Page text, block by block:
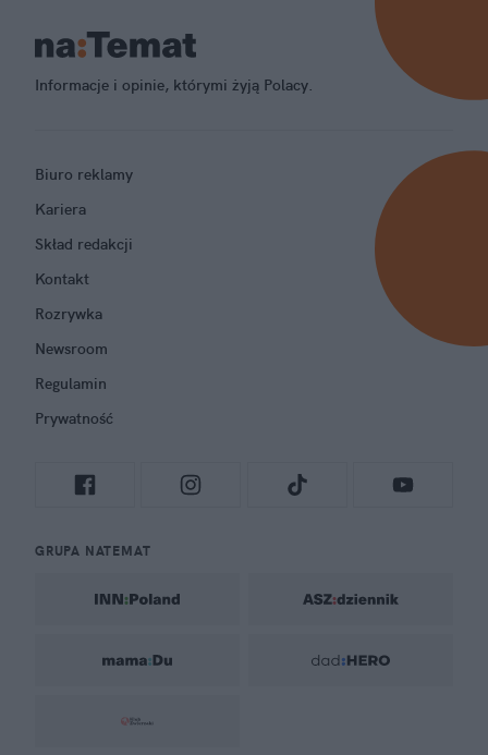
Informacje i opinie, którymi żyją Polacy.
Biuro reklamy
Kariera
Skład redakcji
Kontakt
Rozrywka
Newsroom
Regulamin
Prywatność
GRUPA NATEMAT